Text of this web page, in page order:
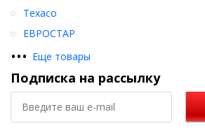
••• Еще товары
Texaco
ЕВРОСТАР
Подписка на рассылку